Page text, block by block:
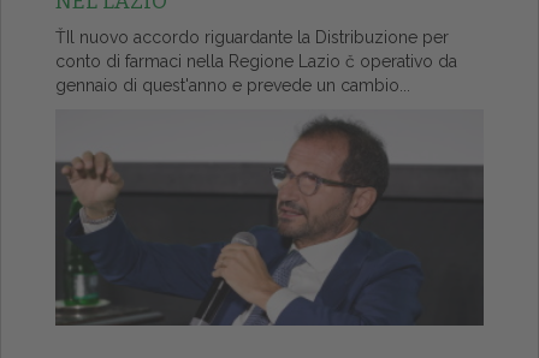
ŤIl nuovo accordo riguardante la Distribuzione per
conto di farmaci nella Regione Lazio č operativo da
gennaio di quest'anno e prevede un cambio...